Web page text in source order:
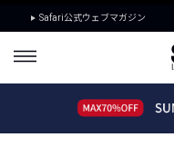
Safari公式ウェブマガジン